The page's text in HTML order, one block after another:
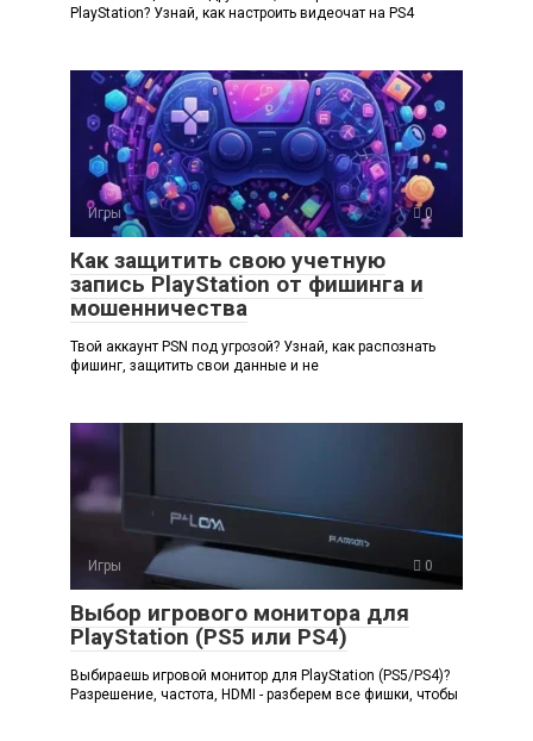
PlayStation? Узнай, как настроить видеочат на PS4
Игры 0
Как защитить свою учетную
запись PlayStation от фишинга и
мошенничества
Твой аккаунт PSN под угрозой? Узнай, как распознать
фишинг, защитить свои данные и не
Игры 0
Выбор игрового монитора для
PlayStation (PS5 или PS4)
Выбираешь игровой монитор для PlayStation (PS5/PS4)?
Разрешение, частота, HDMI - разберем все фишки, чтобы